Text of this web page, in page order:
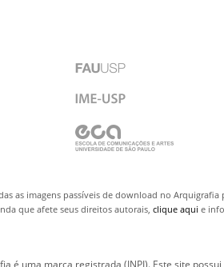
as imagens passíveis de download no Arquigrafia
que afete seus direitos autorais,clique aqui e
é uma marca registrada (INPI). Este site possui